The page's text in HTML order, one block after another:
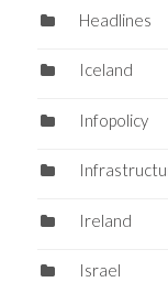
Headlines
Iceland
Infopolicy
Ireland
Israel